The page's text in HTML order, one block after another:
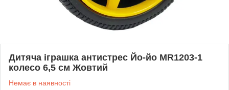
Дитяча іграшка антистрес Йо-йо MR1203-1
колесо 6,5 см Жовтий
Немає в наявності